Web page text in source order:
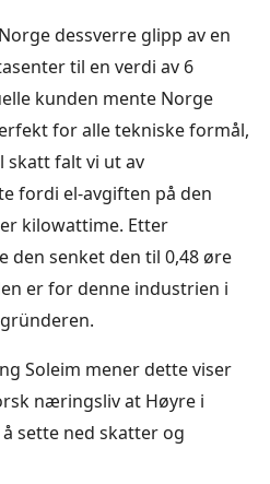
dessverre glipp av en
til en verdi av 6
kunden mente Norge
for alle tekniske formål,
skatt falt vi ut av
fordi el-avgiften på den
kilowattime. Etter
den senket den til 0,48 øre
er for denne industrien i
Soleim mener dette viser
næringsliv at Høyre i
sette ned skatter og